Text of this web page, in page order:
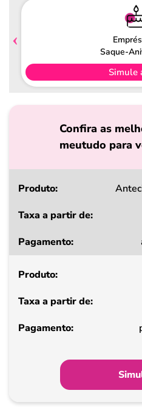
Saque-
Simule
Confira as
meutudo para
Produto
a
de
Pagamento